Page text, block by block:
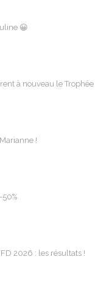
😀
à nouveau le Trophée
!
2026 : les résultats !